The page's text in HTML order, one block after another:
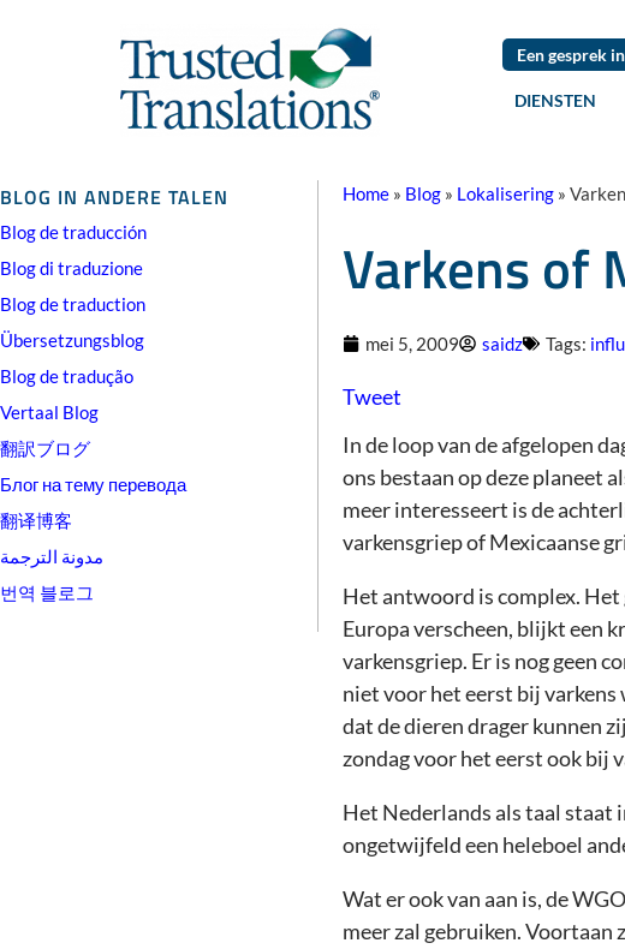
Een gesprek
DIENSTEN
BLOG IN ANDERE TALEN
Blog de traducción
Blog di traduzione
Blog de traduction
Übersetzungsblog
Blog de tradução
Vertaal Blog
翻訳ブログ
Блог на тему перевода
翻译博客
مدونة الترجمة
번역 블로그
Home » Blog » Lokalisering »
Varkens of
mei 5, 2009 saidz Tags:
Tweet
In de loop van de afgelopen
ons bestaan op deze planeet
meer interesseert is de
varkensgriep of Mexicaanse
Het antwoord is complex.
Europa verscheen, blijkt een
varkensgriep. Er is nog geen
niet voor het eerst bij
dat de dieren drager kunnen
zondag voor het eerst ook bij
Het Nederlands als taal staat
ongetwijfeld een heleboel
Wat er ook van aan is, de
meer zal gebruiken. Voortaan